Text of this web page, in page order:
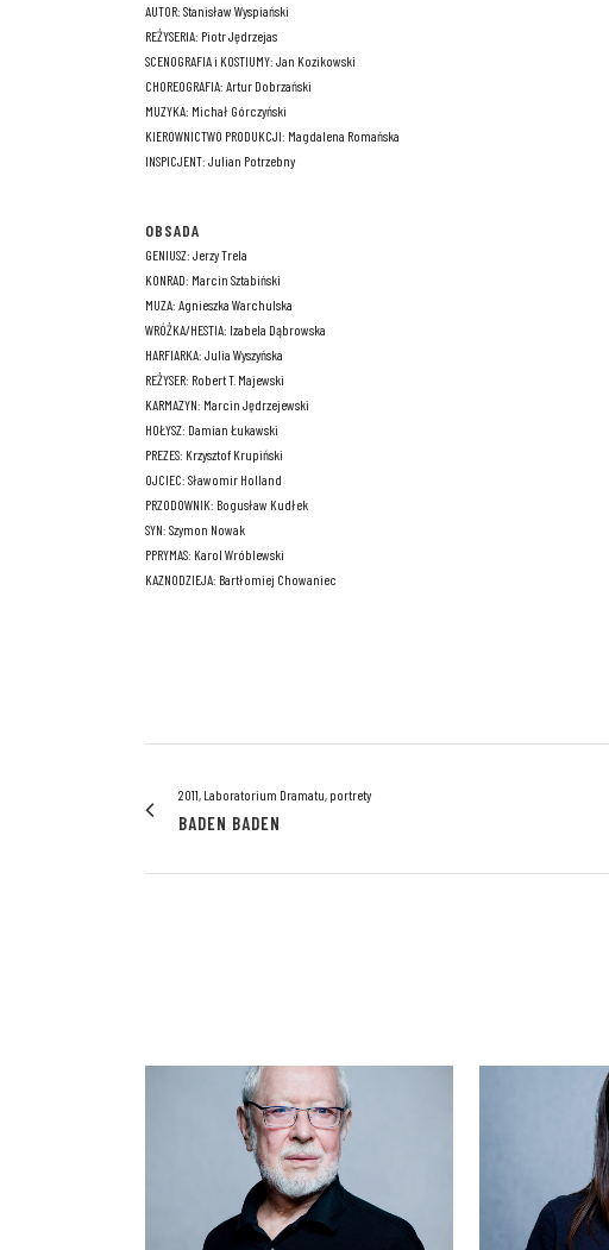
AUTOR: Stanisław Wyspiański
REŻYSERIA: Piotr Jędrzejas
SCENOGRAFIA i KOSTIUMY: Jan Kozikowski
CHOREOGRAFIA: Artur Dobrzański
MUZYKA: Michał Górczyński
KIEROWNICTWO PRODUKCJI: Magdalena Romańska
INSPICJENT: Julian Potrzebny
OBSADA
GENIUSZ: Jerzy Trela
KONRAD: Marcin Sztabiński
MUZA: Agnieszka Warchulska
WRÓŻKA/HESTIA: Izabela Dąbrowska
HARFIARKA: Julia Wyszyńska
REŻYSER: Robert T. Majewski
KARMAZYN: Marcin Jędrzejewski
HOŁYSZ: Damian Łukawski
PREZES: Krzysztof Krupiński
OJCIEC: Sławomir Holland
PRZODOWNIK: Bogusław Kudłek
SYN: Szymon Nowak
PPRYMAS: Karol Wróblewski
KAZNODZIEJA: Bartłomiej Chowaniec
2011, Laboratorium Dramatu, portrety
BADEN BADEN
VIEW